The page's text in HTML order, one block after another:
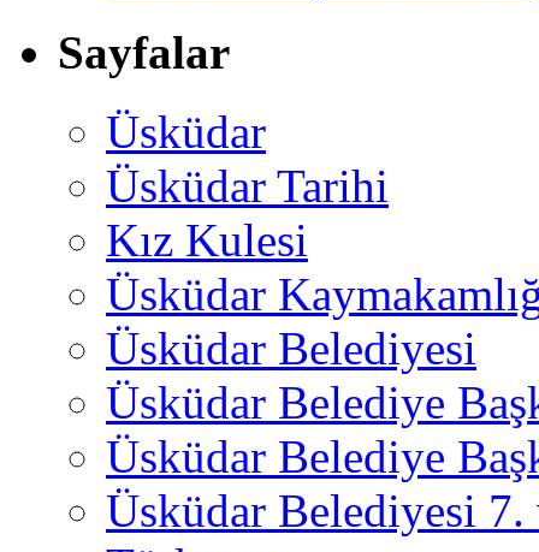
Sayfalar
Üsküdar
Üsküdar Tarihi
Kız Kulesi
Üsküdar
Üsküdar Belediyesi
Üsküdar Belediye
Üsküdar Belediye
Üsküdar Belediyesi